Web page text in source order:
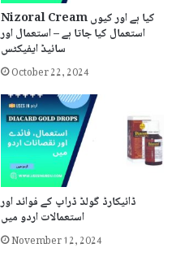
Nizoral Cream کیا ہے اور کیوں
استعمال کیا جاتا ہے – استعمال اور
سائیڈ ایفیکٹس
October 22, 2024
ڈائیکارڈ گولڈ ڈراپ کے فوائد اور
استعمالات اردو میں
November 12, 2024